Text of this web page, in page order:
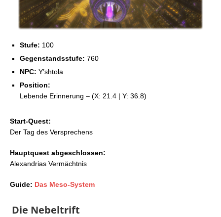
Stufe: 100
Gegenstandsstufe: 760
NPC: Y’shtola
Position:
Lebende Erinnerung – (X: 21.4 | Y: 36.8)
Start-Quest:
Der Tag des Versprechens
Hauptquest abgeschlossen:
Alexandrias Vermächtnis
Guide: Das Meso-System
Die Nebeltrift